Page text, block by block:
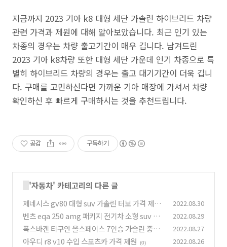
지금까지 2023 기아 k8 대형 세단 가솔린 하이브리드 차량
관련 가격과 제원에 대해 알아보았습니다. 최근 인기 있는
차종의 경우는 차량 출고기간이 매우 깁니다. 남겨드린
2023 기아 k8차량 또한 대형 세단 가운데 인기 차종으로 특
별히 하이브리드 차량의 경우는 출고 대기기간이 더욱 깁니
다. 구매를 고민하신다면 가까운 기아 매장에 가셔서 차량
확인하신 후 빠르게 구매하시는 것을 추천드립니다.
공감 구독하기
'자동차' 카테고리의 다른 글
제네시스 gv80 대형 suv 가솔린 터보 가격 제원
(0)
2022.08.30
벤츠 eqa 250 amg 패키지 전기차 소형 suv 가
격 충전
(0)
2022.08.29
폭스바겐 티구안 올스페이스 7인승 가솔린 중형
suv 가격
(0)
2022.08.27
아우디 r8 v10 수입 스포츠카 가격 제원 (0) 2022.08.26